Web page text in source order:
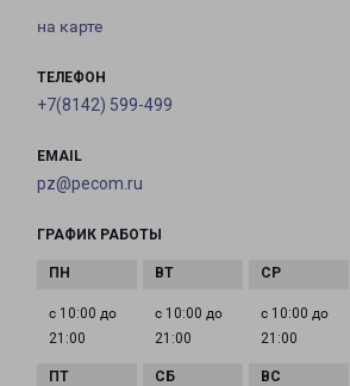
на карте
ТЕЛЕФОН
+7(8142) 599-499
EMAIL
pz@pecom.ru
ГРАФИК РАБОТЫ
с 10:00 до
21:00
с 10:00 до
21:00
с 10:00 до
21:00